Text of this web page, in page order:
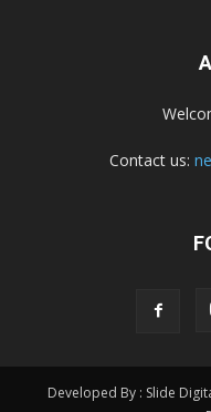
Contact us:
Developed By : Slide